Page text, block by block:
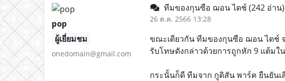
pop
ผู้เยี่ยมชม
onedomain@gmail.com
ทีมของกุนซือ ฌอน ไดช์ (242 อ่าน)
26 ต.ค. 2566 13:28
ขณะเดียวกัน ทีมของกุนซือ ฌอน ไดช์
รับโทษดังกล่าวด้วยการถูกหัก 9 แต้ม
กระนั้นก็ดี ทีมจาก กูดิสัน พาร์ค ยืนยัน